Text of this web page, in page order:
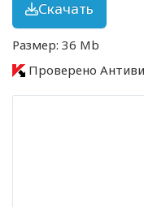
Скачать
Размер: 36 Mb
Проверено